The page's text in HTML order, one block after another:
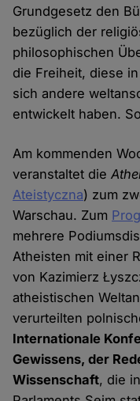
Grundgesetz den
bezüglich der
philosophischen
die Freiheit, diese
sich andere
entwickelt haben.
Am kommenden
veranstaltet die
Ateistyczna) zum
Warschau. Zum
mehrere
Atheisten mit einer
von Kazimierz
atheistischen
verurteilten
Internationale
Gewissens, der
Wissenschaft, die